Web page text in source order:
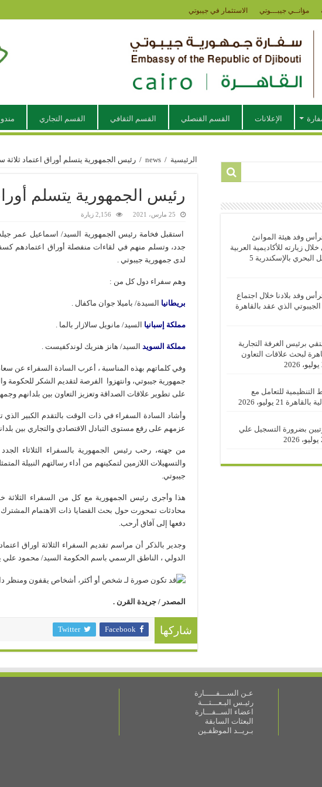
مؤانــي جيبـــوتي الاستثمار في جيبوتي
الإعلانات القسم القنصلي القسم الثقافي القسم التجاري
الرئيسية /
news
/ رئيس الجمهورية يتسلم أوراق اعتماد ثلاثة
رئيس الجمهورية يتسلم
25 مارس، 2021 2,156 زيارة
استقبل فخامة رئيس الجمهورية السيد/ اسماعيل عمر
جدد، وتسلم منهم في لقاءات منفصلة أوراق اعتمادهم
لدى جمهورية جيبوتي .
وهم سفراء دول كل من :
بريطانيا السيدة/ باميلا جوان ماكفال .
مملكة إسبانيا السيد/ مانويل سالازار بالما .
مملكة السويد السيد/ هانز هنريك لوندكفيست .
وفي كلماتهم بهذه المناسبة ، أعرب السادة السفراء عن
جمهورية جيبوتي، وانتهزوا الفرصة لتقديم الشكر
على تطوير علاقات الصداقة وتعزيز التعاون بين بلدانهم
وأشاد السادة السفراء في ذات الوقت بالتقدم الكبير
عزمهم على رفع مستوى التبادل الاقتصادي والتجاري بين
من جهته، رحب رئيس الجمهورية بالسفراء الثلاثاء
والتسهيلات اللازمين لتمكينهم من أداء رسالتهم النبيلة
جيبوتي.
هذا وأجرى رئيس الجمهورية مع كل من السفراء الثلاثة
محادثات تمحورت حول بحث القضايا ذات الاهتمام المشترك
دفعها إلى آفاق أرحب.
وجدير بالذكر أن مراسم تقديم السفراء الثلاثة اوراق
الدولي ، الناطق الرسمي باسم الحكومة السيد/ محمود
المصدر / جريدة القرن .
شاركها Facebook
Twitter
وفد هيئة الموانئ
زيارته للأكاديمية العربية
البحري بالإسكندرية 5
وفد بلادنا خلال اجتماع
الذي عقد بالقاهرة
برئيس الغرفة التجارية
لبحث علاقات التعاون
التنظيمية للتعامل مع
بالقاهرة 21 يوليو، 2026
بضرورة التسجيل علي
عـن الســـفـــــارة
رئيـس البـعـــثـــة
اعضاء الســفـــارة
البعثات السابقة
بـريــد الموظفـين